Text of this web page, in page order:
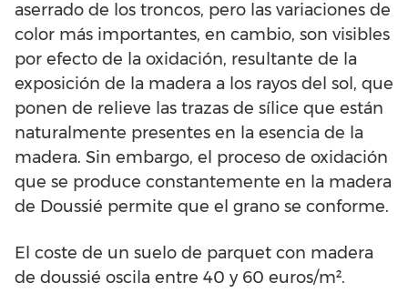
aserrado de los troncos, pero las variaciones de
color más importantes, en cambio, son visibles
por efecto de la oxidación, resultante de la
exposición de la madera a los rayos del sol, que
ponen de relieve las trazas de sílice que están
naturalmente presentes en la esencia de la
madera. Sin embargo, el proceso de oxidación
que se produce constantemente en la madera
de Doussié permite que el grano se conforme.
El coste de un suelo de parquet con madera
de doussié oscila entre 40 y 60 euros/m².